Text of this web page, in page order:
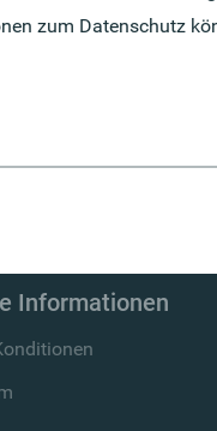
zum Datenschutz
Informationen